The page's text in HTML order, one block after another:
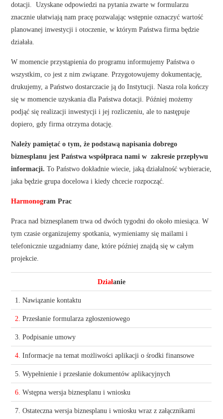
dotacji. Uzyskane odpowiedzi na pytania zwarte w formularzu
znacznie ułatwiają nam pracę pozwalając wstępnie oznaczyć wartość
planowanej inwestycji i otoczenie, w którym Państwa firma będzie
działała.
W momencie przystąpienia do programu informujemy Państwa o
wszystkim, co jest z nim związane. Przygotowujemy dokumentację,
drukujemy, a Państwo dostarczacie ją do Instytucji. Nasza rola kończy
się w momencie uzyskania dla Państwa dotacji. Później możemy
podjąć się realizacji inwestycji i jej rozliczeniu, ale to następuje
dopiero, gdy firma otrzyma dotację.
Należy pamiętać o tym, że podstawą napisania dobrego
biznesplanu jest Państwa współpraca nami w zakresie przepływu
informacji. To Państwo dokładnie wiecie, jaką działalność wybieracie,
jaka będzie grupa docelowa i kiedy chcecie rozpocząć.
Harmonogram Prac
Praca nad biznesplanem trwa od dwóch tygodni do około miesiąca. W
tym czasie organizujemy spotkania, wymieniamy się mailami i
telefonicznie uzgadniamy dane, które później znajdą się w całym
projekcie.
Działanie
1. Nawiązanie kontaktu
2. Przesłanie formularza zgłoszeniowego
3. Podpisanie umowy
4. Informacje na temat możliwości aplikacji o środki finansowe
5. Wypełnienie i przesłanie dokumentów aplikacyjnych
6. Wstępna wersja biznesplanu i wniosku
7. Ostateczna wersja biznesplanu i wniosku wraz z załącznikami